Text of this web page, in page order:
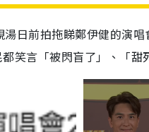
日前拍拖睇鄭伊健的演
笑言「被閃盲了」、「甜